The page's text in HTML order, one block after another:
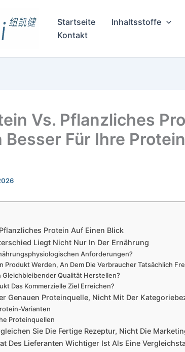
Startseite Inhaltsstoffe
Kontakt
Vs. Pflanzliches
Besser Für Ihre
Protein Auf Einen Blick
Liegt Nicht Nur In Der Ernährung
Anforderungen?
Produkt Werden, An Dem Die Verbraucher Tatsächlich
Gleichbleibender Qualität Herstellen?
Das Kommerzielle Ziel Erreichen?
Genauen Proteinquelle, Nicht Mit Der
Varianten
Proteinquellen
Sie Die Fertige Rezeptur, Nicht Die
Des Lieferanten Wichtiger Ist Als Eine